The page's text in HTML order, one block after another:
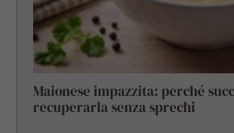
Maionese impazzita: perché
recuperarla senza sprechi